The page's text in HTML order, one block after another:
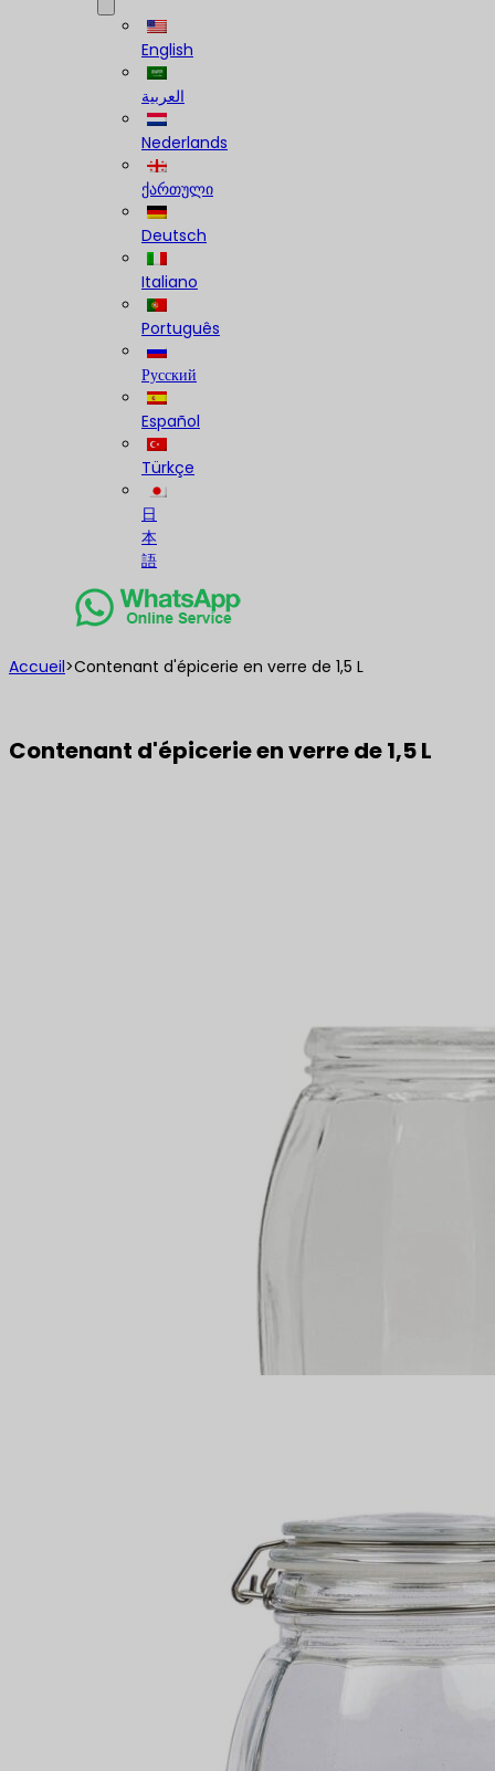
English
العربية
Nederlands
ქართული
Deutsch
Italiano
Português
Русский
Español
Türkçe
日
本
語
Accueil>Contenant d'épicerie en verre de 1,5 L
Contenant d'épicerie en verre de 1,5 L